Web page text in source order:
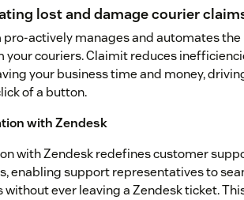
lost and damage courier
pro-actively manages and automates
your couriers. Claimit reduces
your business time and money,
of a button.
with Zendesk
with Zendesk redefines customer
enabling support representatives to
ever leaving a Zendesk ticket.